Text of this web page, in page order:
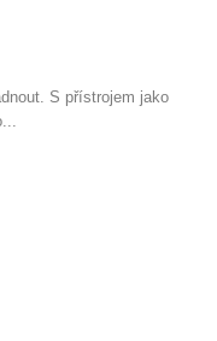
S přístrojem jako